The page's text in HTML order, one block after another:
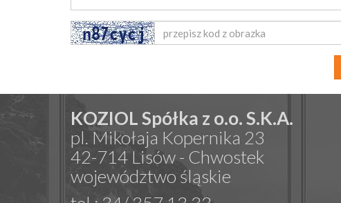
KOZIOL Spółka z o.o. S.K.A.
pl. Mikołaja Kopernika 23
42-714 Lisów - Chwostek
województwo śląskie